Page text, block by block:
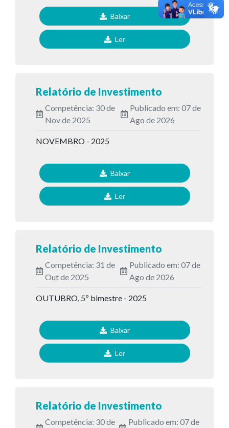
Baixar
Ler
Relatório de Investimento
Competência: 30 de
Nov de 2025
Publicado em: 07 de
Ago de 2026
NOVEMBRO - 2025
Baixar
Ler
Relatório de Investimento
Competência: 31 de
Out de 2025
Publicado em: 07 de
Ago de 2026
OUTUBRO, 5º bimestre - 2025
Baixar
Ler
Relatório de Investimento
Competência: 30 de
Publicado em: 07 de